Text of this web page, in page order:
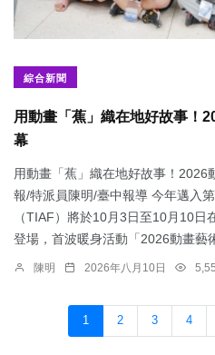
綜合新聞
用動畫「蕉」織在地好故事！
幕
用動畫「蕉」織在地好故事！2026
報/特派員陳明/臺中報導 今年邁入
（TIAF）將於10月3日至10月10
登場，首波暖身活動「2026動畫藝
陳明 2026年八月10日
1 2 3 4